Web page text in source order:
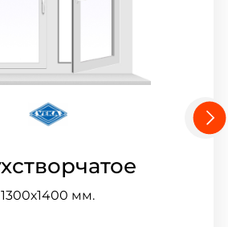
1300х1400 мм.